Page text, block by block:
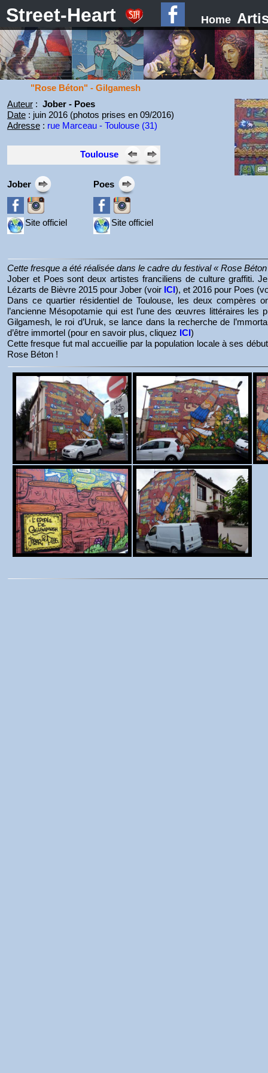
Street-Heart Home
"Rose Béton" - Gilgamesh
Auteur: Jober - Poes
Date: juin 2016 (photos prises en 09/2016)
Adresse: rue Marceau - Toulouse (31)
Toulouse
Jober
Site officiel
Poes
Site officiel
Cette fresque a été réalisée dans le cadre du festival « Rose
Jober et Poes sont deux artistes franciliens de culture graffiti.
Lézarts de Bièvre 2015 pour Jober (voir ICI), et 2016 pour Poes
Dans ce quartier résidentiel de Toulouse, les deux compères
l’ancienne Mésopotamie qui est l’une des œuvres littéraires les
Gilgamesh, le roi d’Uruk, se lance dans la recherche de
d’être immortel (pour en savoir plus, cliquez ICI)
Cette fresque fut mal accueillie par la population locale à ses
Rose Béton !